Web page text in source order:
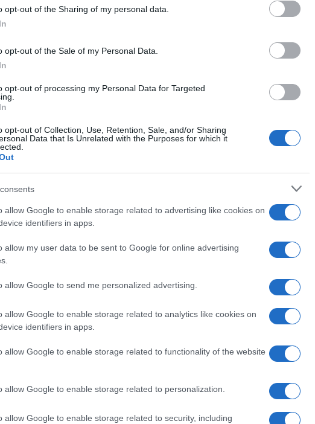
opt-out of the Sharing of my personal data.
opt-out of the Sale of my Personal Data.
opt-out of processing my Personal Data for Targeted
opt-out of Collection, Use, Retention, Sale, and/or Sharing
Data that Is Unrelated with the Purposes for which it
allow Google to enable storage related to advertising like cookies on
identifiers in apps.
allow my user data to be sent to Google for online advertising
allow Google to send me personalized advertising.
allow Google to enable storage related to analytics like cookies on
identifiers in apps.
allow Google to enable storage related to functionality of the website
allow Google to enable storage related to personalization.
allow Google to enable storage related to security, including
nella sezione
I
I